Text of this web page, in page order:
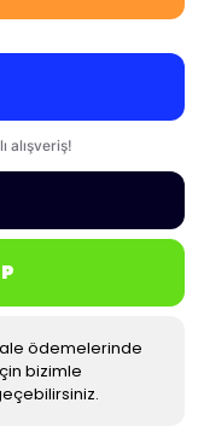
ödemelerinde
bizimle